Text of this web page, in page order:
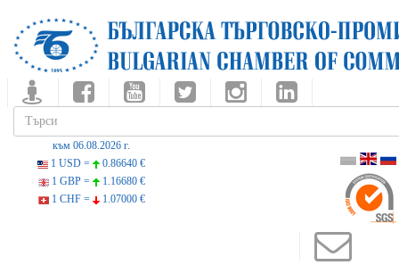
към 06.08.2026 г.
1 USD =
0.86640 €
1 GBP =
1.16680 €
1 CHF =
1.07000 €